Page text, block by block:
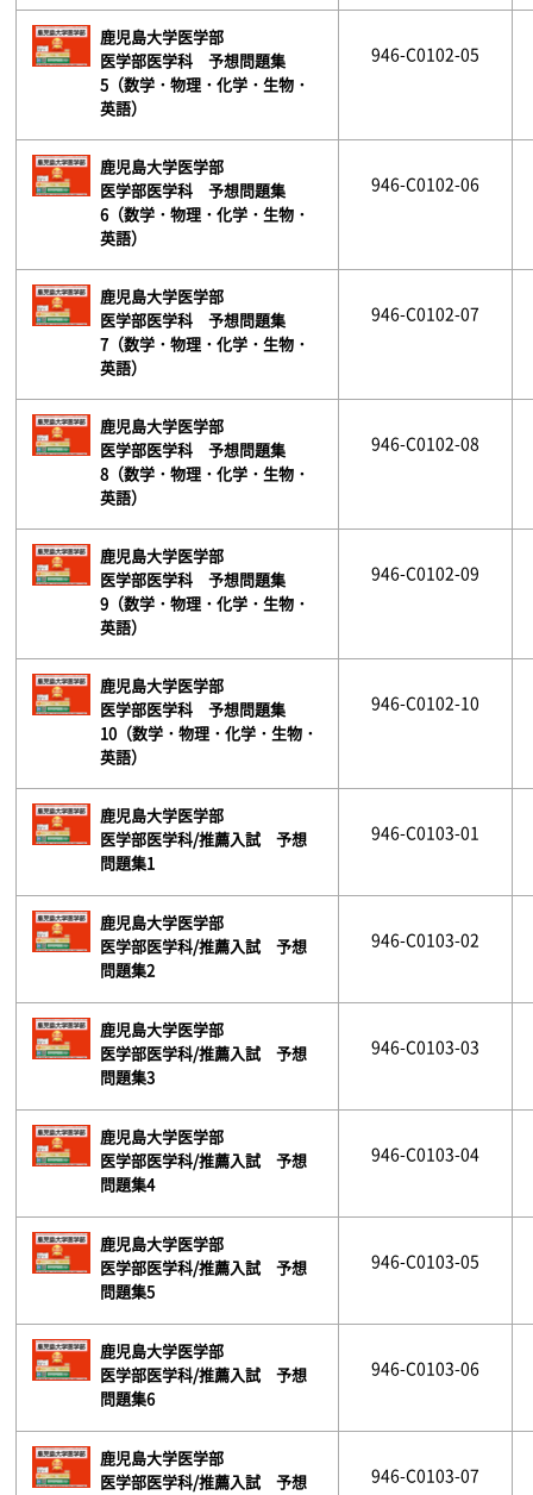
鹿児島大学医学部
医学部医学科 予想問題集
5（数学・物理・化学・生物・
英語）
946-C0102-05
鹿児島大学医学部
医学部医学科 予想問題集
6（数学・物理・化学・生物・
英語）
946-C0102-06
鹿児島大学医学部
医学部医学科 予想問題集
7（数学・物理・化学・生物・
英語）
946-C0102-07
鹿児島大学医学部
医学部医学科 予想問題集
8（数学・物理・化学・生物・
英語）
946-C0102-08
鹿児島大学医学部
医学部医学科 予想問題集
9（数学・物理・化学・生物・
英語）
946-C0102-09
鹿児島大学医学部
医学部医学科 予想問題集
10（数学・物理・化学・生物・
英語）
946-C0102-10
鹿児島大学医学部
医学部医学科/推薦入試 予想
問題集1
946-C0103-01
鹿児島大学医学部
医学部医学科/推薦入試 予想
問題集2
946-C0103-02
鹿児島大学医学部
医学部医学科/推薦入試 予想
問題集3
946-C0103-03
鹿児島大学医学部
医学部医学科/推薦入試 予想
問題集4
946-C0103-04
鹿児島大学医学部
医学部医学科/推薦入試 予想
問題集5
946-C0103-05
鹿児島大学医学部
医学部医学科/推薦入試 予想
問題集6
946-C0103-06
鹿児島大学医学部
医学部医学科/推薦入試 予想
946-C0103-07